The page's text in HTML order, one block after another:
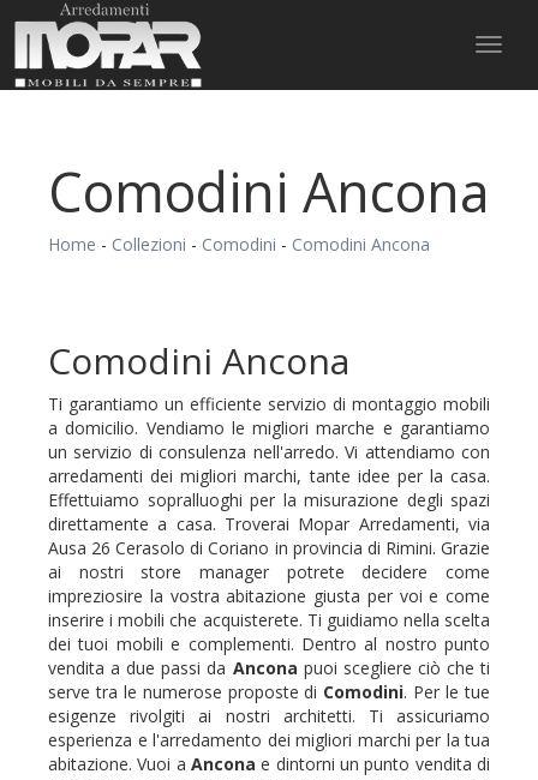
Comodini Ancona
Home - Collezioni - Comodini - Comodini Ancona
Comodini Ancona
Ti garantiamo un efficiente servizio di montaggio mobili
a domicilio. Vendiamo le migliori marche e garantiamo
un servizio di consulenza nell'arredo. Vi attendiamo con
arredamenti dei migliori marchi, tante idee per la casa.
Effettuiamo sopralluoghi per la misurazione degli spazi
direttamente a casa. Troverai Mopar Arredamenti, via
Ausa 26 Cerasolo di Coriano in provincia di Rimini. Grazie
ai nostri store manager potrete decidere come
impreziosire la vostra abitazione giusta per voi e come
inserire i mobili che acquisterete. Ti guidiamo nella scelta
dei tuoi mobili e complementi. Dentro al nostro punto
vendita a due passi da Ancona puoi scegliere ciò che ti
serve tra le numerose proposte di Comodini. Per le tue
esigenze rivolgiti ai nostri architetti. Ti assicuriamo
esperienza e l'arredamento dei migliori marchi per la tua
abitazione. Vuoi a Ancona e dintorni un punto vendita di